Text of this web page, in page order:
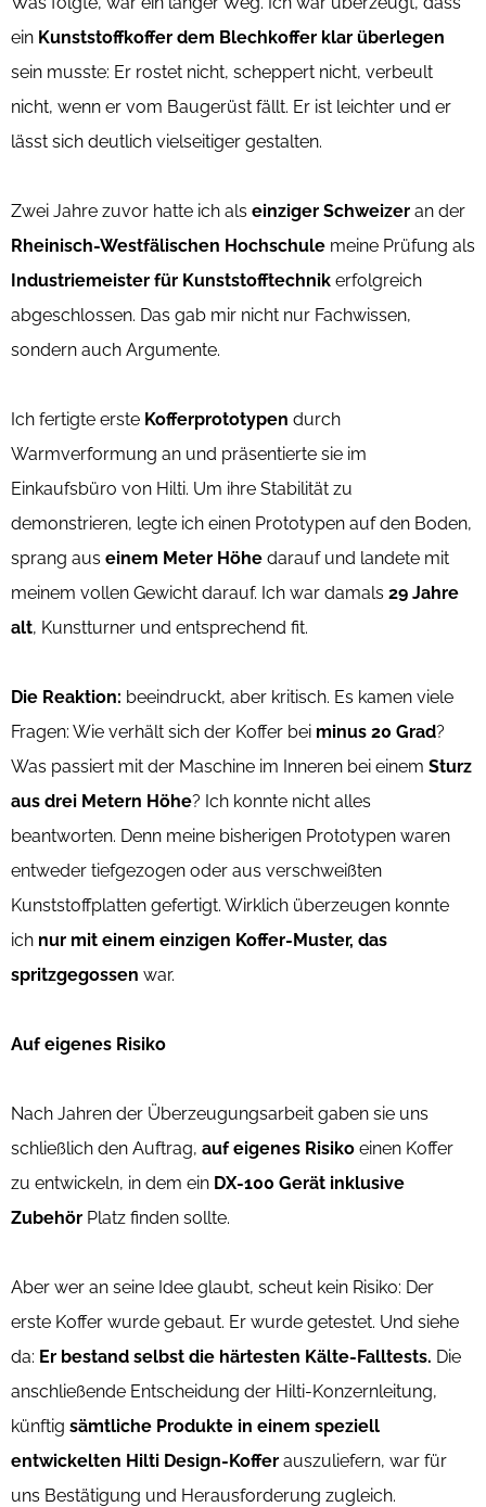
ein Kunststoffkoffer dem Blechkoffer klar überlegen
sein musste: Er rostet nicht, scheppert nicht, verbeult
nicht, wenn er vom Baugerüst fällt. Er ist leichter und er
lässt sich deutlich vielseitiger gestalten.
Zwei Jahre zuvor hatte ich als einziger Schweizer an der
Rheinisch-Westfälischen Hochschule meine Prüfung als
Industriemeister für Kunststofftechnik erfolgreich
abgeschlossen. Das gab mir nicht nur Fachwissen,
sondern auch Argumente.
Ich fertigte erste Kofferprototypen durch
Warmverformung an und präsentierte sie im
Einkaufsbüro von Hilti. Um ihre Stabilität zu
demonstrieren, legte ich einen Prototypen auf den Boden,
sprang aus einem Meter Höhe darauf und landete mit
meinem vollen Gewicht darauf. Ich war damals 29 Jahre
alt, Kunstturner und entsprechend fit.
Die Reaktion: beeindruckt, aber kritisch. Es kamen viele
Fragen: Wie verhält sich der Koffer bei minus 20 Grad?
Was passiert mit der Maschine im Inneren bei einem Sturz
aus drei Metern Höhe? Ich konnte nicht alles
beantworten. Denn meine bisherigen Prototypen waren
entweder tiefgezogen oder aus verschweißten
Kunststoffplatten gefertigt. Wirklich überzeugen konnte
ich nur mit einem einzigen Koffer-Muster, das
spritzgegossen war.
Auf eigenes Risiko
Nach Jahren der Überzeugungsarbeit gaben sie uns
schließlich den Auftrag, auf eigenes Risiko einen Koffer
zu entwickeln, in dem ein DX-100 Gerät inklusive
Zubehör Platz finden sollte.
Aber wer an seine Idee glaubt, scheut kein Risiko: Der
erste Koffer wurde gebaut. Er wurde getestet. Und siehe
da: Er bestand selbst die härtesten Kälte-Falltests. Die
anschließende Entscheidung der Hilti-Konzernleitung,
künftig sämtliche Produkte in einem speziell
entwickelten Hilti Design-Koffer auszuliefern, war für
uns Bestätigung und Herausforderung zugleich.